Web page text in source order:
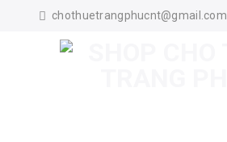
chothuetrangphucnt@gmail.com